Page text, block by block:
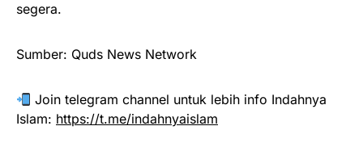
segera.
Sumber: Quds News Network
Join telegram channel untuk lebih info Indahnya
Islam: https://t.me/indahnyaislam